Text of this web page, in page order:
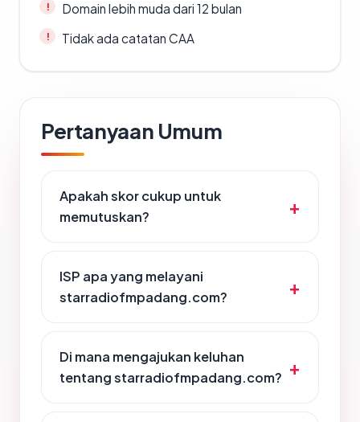
Domain lebih muda dari 12 bulan
Tidak ada catatan CAA
Pertanyaan Umum
Apakah skor cukup untuk
memutuskan?
ISP apa yang melayani
starradiofmpadang.com?
Di mana mengajukan keluhan
tentang starradiofmpadang.com?